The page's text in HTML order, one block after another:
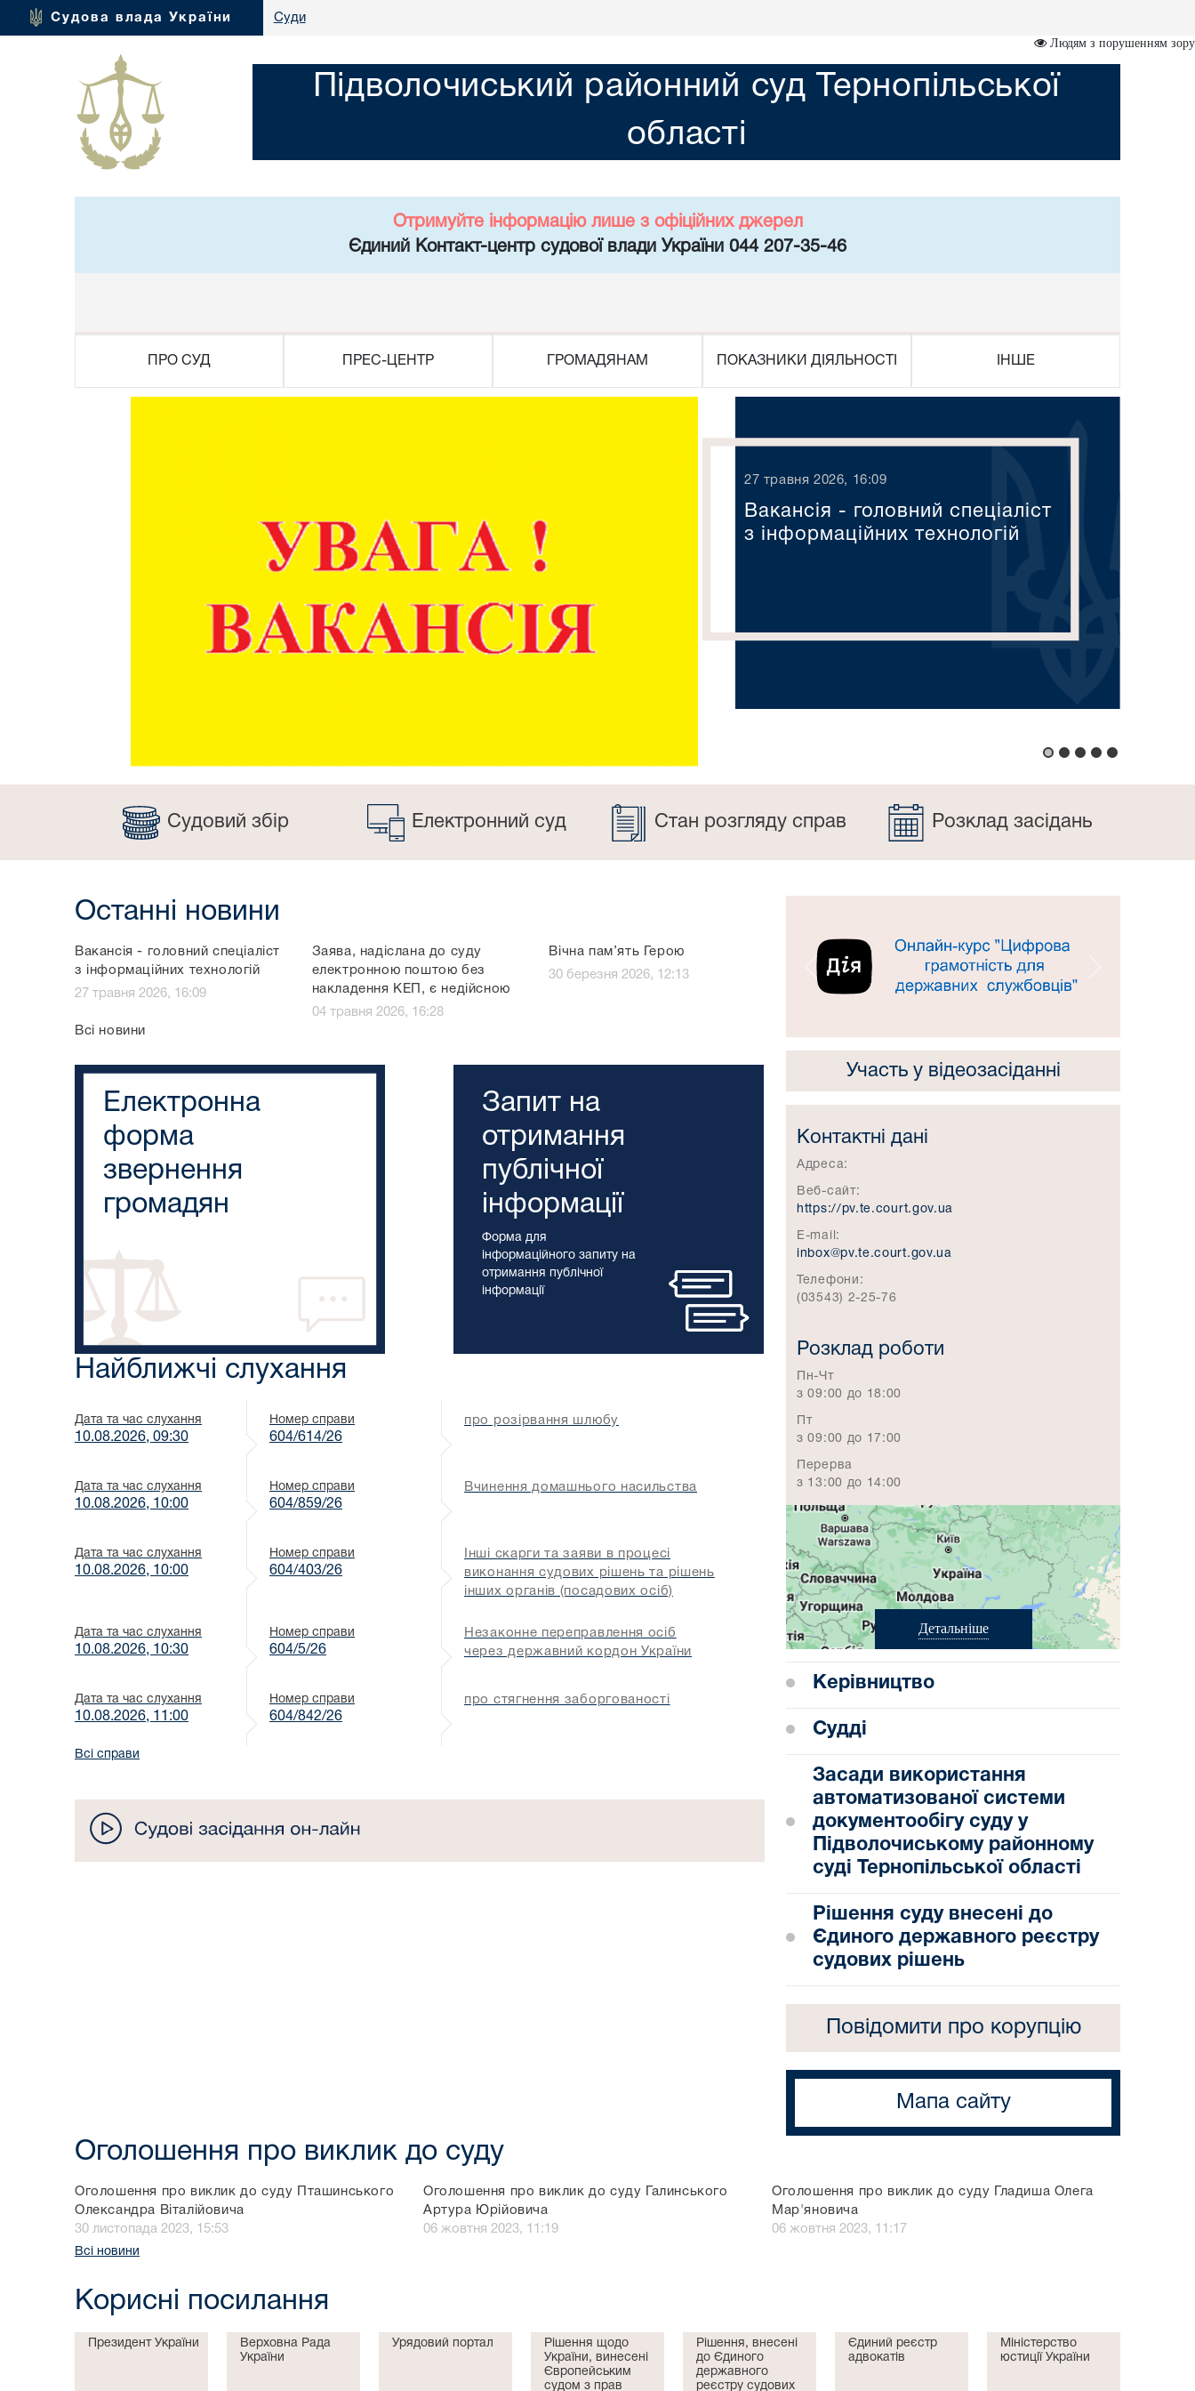
Судова влада України Суди
Людям з порушенням зору
Підволочиський районний суд Тернопільської
області
Отримуйте інформацію лише з офіційних джерел
Єдиний Контакт-центр судової влади України 044 207-35-46
ПРО СУД ПРЕС-ЦЕНТР ГРОМАДЯНАМ ПОКАЗНИКИ ДІЯЛЬНОСТІ ІНШЕ
27 травня 2026, 16:09
Вакансія - головний спеціаліст
з інформаційних технологій
Судовий збір Електронний суд Стан розгляду справ Розклад засідань
Останні новини
Вакансія - головний спеціаліст
з інформаційних технологій
27 травня 2026, 16:09
Заява, надіслана до суду
електронною поштою без
накладення КЕП, є недійсною
04 травня 2026, 16:28
Вічна пам’ять Герою
30 березня 2026, 12:13
Всі новини
Електронна
форма
звернення
громадян
Запит на
отримання
публічної
інформації
Форма для
інформаційного запиту на
отримання публічної
інформації
Найближчі слухання
Дата та час слухання
10.08.2026, 09:30
Номер справи
604/614/26
про розірвання шлюбу
Дата та час слухання
10.08.2026, 10:00
Номер справи
604/859/26
Вчинення домашнього насильства
Дата та час слухання
10.08.2026, 10:00
Номер справи
604/403/26
Інші скарги та заяви в процесі
виконання судових рішень та рішень
інших органів (посадових осіб)
Дата та час слухання
10.08.2026, 10:30
Номер справи
604/5/26
Незаконне переправлення осіб
через державний кордон України
Дата та час слухання
10.08.2026, 11:00
Номер справи
604/842/26
про стягнення заборгованості
Всі справи
Попередній
Участь у відеозасіданні
Контактні дані
Адреса:
Веб-сайт:
https://pv.te.court.gov.ua
E-mail:
inbox@pv.te.court.gov.ua
Телефони:
(03543) 2-25-76
Розклад роботи
Пн-Чт
з 09:00 до 18:00
Пт
з 09:00 до 17:00
Перерва
з 13:00 до 14:00
Детальніше
Керівництво
Судді
Засади використання
автоматизованої системи
документообігу суду у
Підволочиському районному
суді Тернопільської області
Рішення суду внесені до
Єдиного державного реєстру
судових рішень
Повідомити про корупцію
Мапа сайту
Оголошення про виклик до суду
Оголошення про виклик до суду Пташинського
Олександра Віталійовича
30 листопада 2023, 15:53
Оголошення про виклик до суду Галинського
Артура Юрійовича
06 жовтня 2023, 11:19
Оголошення про виклик до суду Гладиша Олега
Мар'яновича
06 жовтня 2023, 11:17
Всі новини
Корисні посилання
Президент України
Верховна Рада
України
Урядовий портал
Рішення щодо
України, винесені
Європейським
судом з прав
Рішення, внесені
до Єдиного
державного
реєстру судових
Єдиний реєстр
адвокатів
Міністерство
юстиції України